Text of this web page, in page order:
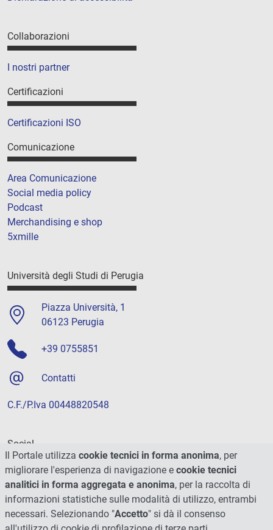
Collaborazioni
I nostri partner
Certificazioni
Certificazioni ISO
Comunicazione
Area Comunicazione
Social media policy
Podcast
Merchandising e shop
5xmille
Università degli Studi di Perugia
Piazza Università, 1
06123 Perugia
+39 0755851
Contatti
C.F./P.Iva 00448820548
Social
Il Portale utilizza cookie tecnici in forma anonima, per
migliorare l'esperienza di navigazione e cookie tecnici
analitici in forma aggregata e anonima, per la raccolta di
informazioni statistiche sulle modalità di utilizzo, entrambi
necessari. Selezionando "Accetto" si dà il consenso